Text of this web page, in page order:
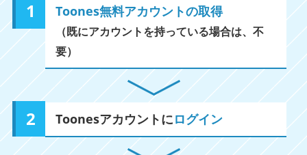
Toones無料アカウントの取得
（既にアカウントを持っている場合は、不
要）
Toonesアカウントにログイン